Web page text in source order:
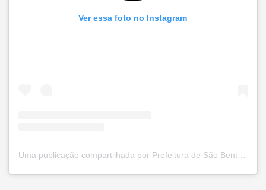
Ver essa foto no Instagram